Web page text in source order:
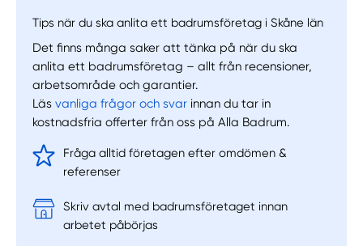
Tips när du ska anlita ett badrumsföretag i Skåne län
Det finns många saker att tänka på när du ska
anlita ett badrumsföretag – allt från recensioner,
arbetsområde och garantier.
Läsvanliga frågor och svar innan du tar in
kostnadsfria offerter från oss på Alla Badrum.
Fråga alltid företagen efter omdömen &
referenser
Skriv avtal med badrumsföretaget innan
arbetet påbörjas